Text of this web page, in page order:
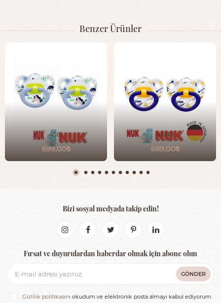
Benzer Ürünler
4581
699,00
45810
699,00
Bizi sosyal medyada takip edin!
Fırsat ve duyurulardan haberdar olmak için abone olun
GÖNDER
Gizlilik politikasını okudum ve elektronik posta almayı kabul ediyorum.